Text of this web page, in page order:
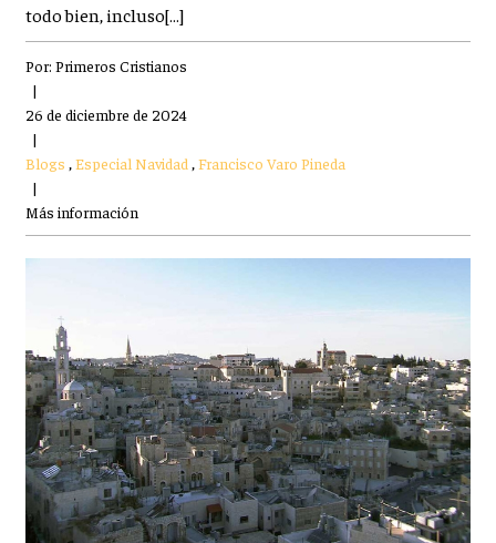
todo bien, incluso[…]
Por: Primeros Cristianos
|
26 de diciembre de 2024
|
Blogs ,Especial Navidad ,Francisco Varo Pineda
|
Más información